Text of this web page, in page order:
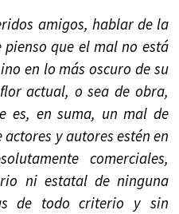
amigos, hablar de la
que el mal no está
en lo más oscuro de su
actual, o sea de obra,
es, en suma, un mal de
y autores estén en
comerciales,
ni estatal de ninguna
de todo criterio y sin